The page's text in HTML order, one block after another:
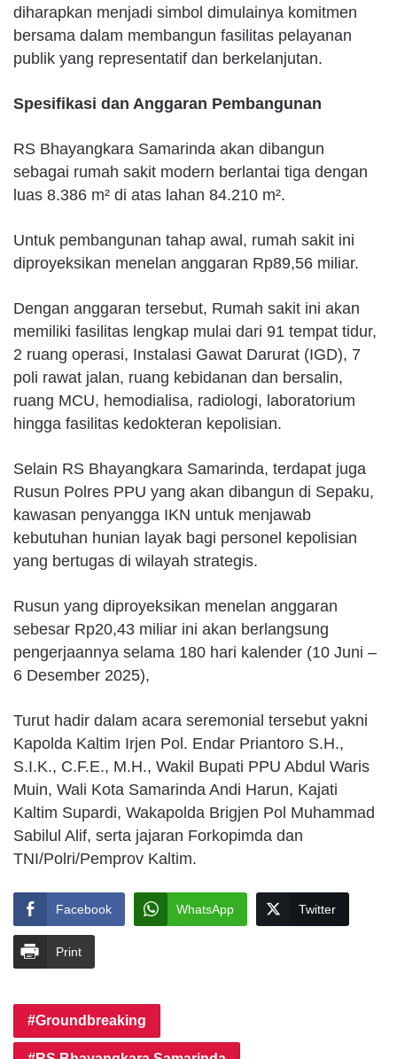
diharapkan menjadi simbol dimulainya komitmen
bersama dalam membangun fasilitas pelayanan
publik yang representatif dan berkelanjutan.
Spesifikasi dan Anggaran Pembangunan
RS Bhayangkara Samarinda akan dibangun
sebagai rumah sakit modern berlantai tiga dengan
luas 8.386 m² di atas lahan 84.210 m².
Untuk pembangunan tahap awal, rumah sakit ini
diproyeksikan menelan anggaran Rp89,56 miliar.
Dengan anggaran tersebut, Rumah sakit ini akan
memiliki fasilitas lengkap mulai dari 91 tempat tidur,
2 ruang operasi, Instalasi Gawat Darurat (IGD), 7
poli rawat jalan, ruang kebidanan dan bersalin,
ruang MCU, hemodialisa, radiologi, laboratorium
hingga fasilitas kedokteran kepolisian.
Selain RS Bhayangkara Samarinda, terdapat juga
Rusun Polres PPU yang akan dibangun di Sepaku,
kawasan penyangga IKN untuk menjawab
kebutuhan hunian layak bagi personel kepolisian
yang bertugas di wilayah strategis.
Rusun yang diproyeksikan menelan anggaran
sebesar Rp20,43 miliar ini akan berlangsung
pengerjaannya selama 180 hari kalender (10 Juni –
6 Desember 2025),
Turut hadir dalam acara seremonial tersebut yakni
Kapolda Kaltim Irjen Pol. Endar Priantoro S.H.,
S.I.K., C.F.E., M.H., Wakil Bupati PPU Abdul Waris
Muin, Wali Kota Samarinda Andi Harun, Kajati
Kaltim Supardi, Wakapolda Brigjen Pol Muhammad
Sabilul Alif, serta jajaran Forkopimda dan
TNI/Polri/Pemprov Kaltim.
Facebook WhatsApp Twitter
Print
Groundbreaking